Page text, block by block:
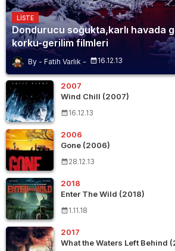
LISTE
Dondurucu soğukta,karlı havada
korku-gerilim filmleri
Fatih Varlık 16.12.13
2007
Wind Chill (2007)
16.12.13
2006
Gone (2006)
28.12.13
2018
Enter The Wild (2018)
1.11.18
2017
What the Waters Left Behind